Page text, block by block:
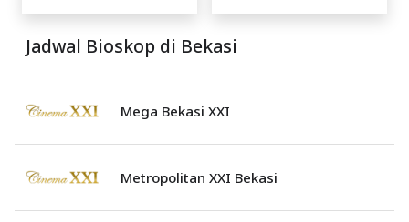
Jadwal Bioskop di Bekasi
Mega Bekasi XXI
Metropolitan XXI Bekasi